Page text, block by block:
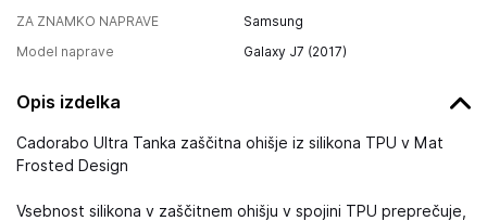
ZA ZNAMKO NAPRAVE
Samsung
Model naprave
Galaxy J7 (2017)
Opis izdelka
Cadorabo Ultra Tanka zaščitna ohišje iz silikona TPU v Mat
Frosted Design
Vsebnost silikona v zaščitnem ohišju v spojini TPU preprečuje,